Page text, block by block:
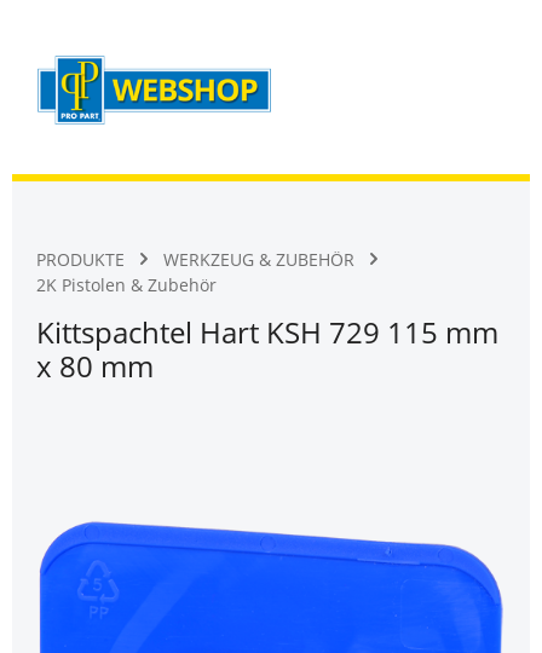
PRODUKTE
WERKZEUG & ZUBEHÖR
2K Pistolen & Zubehör
Kittspachtel Hart KSH 729 115 mm
x 80 mm